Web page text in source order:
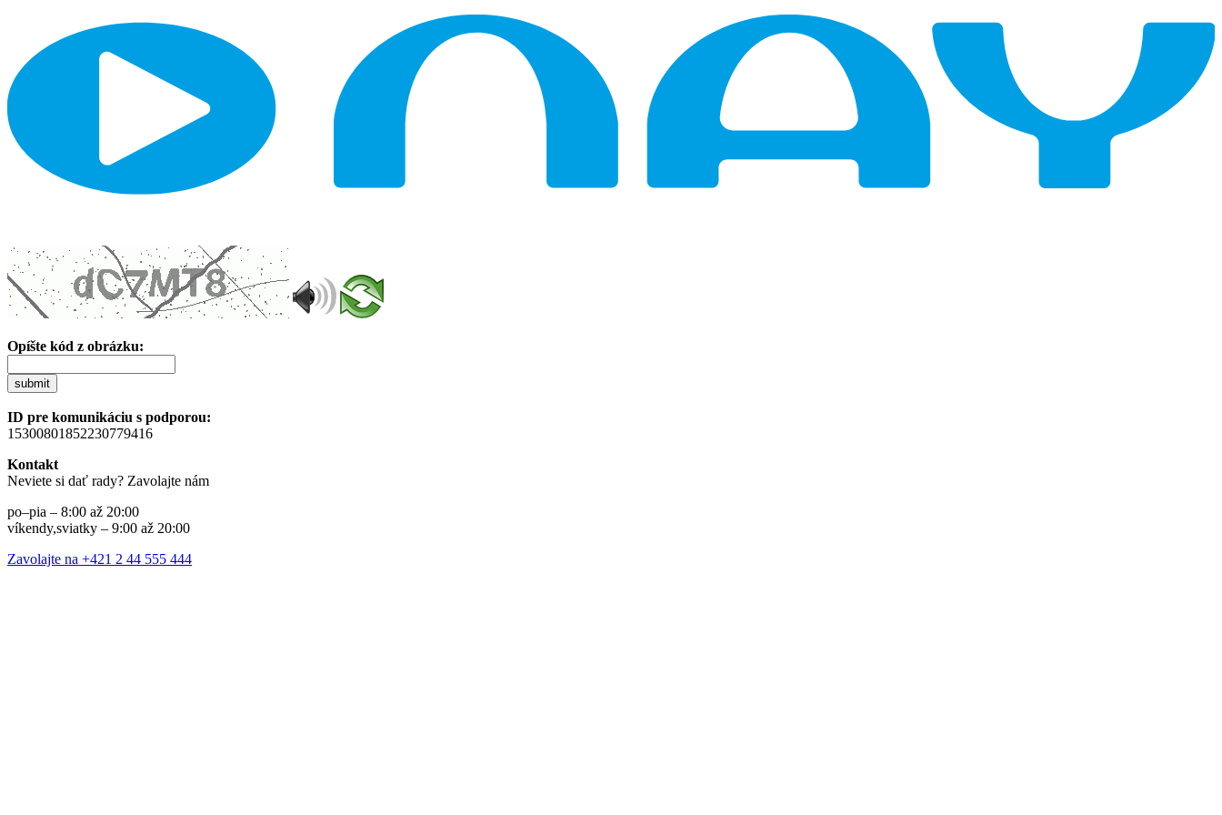
Opíšte kód z obrázku:
submit
ID pre komunikáciu s podporou:
15300801852230779416
Kontakt
Neviete si dať rady? Zavolajte nám
po–pia – 8:00 až 20:00
víkendy,sviatky – 9:00 až 20:00
Zavolajte na +421 2 44 555 444